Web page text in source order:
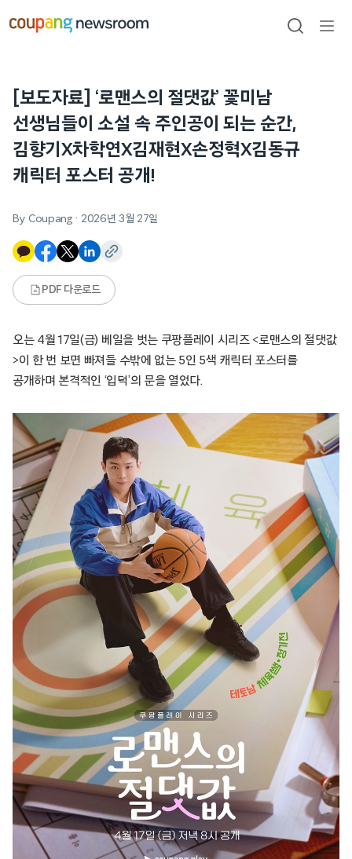
건너뛰기
검색
[보도자료] ‘로맨스의 절댓값’ 꽃미남
선생님들이 소설 속 주인공이 되는 순간,
김향기X차학연X김재현X손정혁X김동규
캐릭터 포스터 공개!
By Coupang · 2026년 3월 27일
PDF 다운로드
오는 4월 17일(금) 베일을 벗는 쿠팡플레이 시리즈 <로맨스의 절댓값
>이 한 번 보면 빠져들 수밖에 없는 5인 5색 캐릭터 포스터를
공개하며 본격적인 ‘입덕’의 문을 열었다.